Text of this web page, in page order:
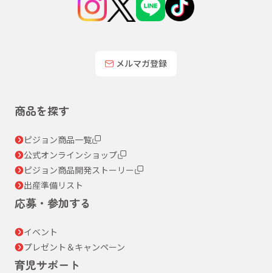
メルマガ登録
商品を探す
ピジョン商品一覧
公式オンラインショップ
ピジョン商品開発ストーリー
出産準備リスト
応募・参加する
イベント
プレゼント＆キャンペーン
育児サポート